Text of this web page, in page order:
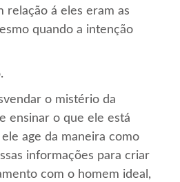
relação á eles eram as
quando a intenção
o mistério da
ensinar o que ele está
age da maneira como
informações para criar
com o homem ideal,